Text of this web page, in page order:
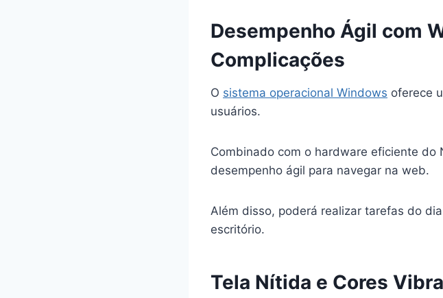
Desempenho Ágil com
Complicações
O sistema operacional Windows oferece
usuários.
Combinado com o hardware eficiente
desempenho ágil para navegar na web.
Além disso, poderá realizar tarefas do
escritório.
Tela Nítida e Cores